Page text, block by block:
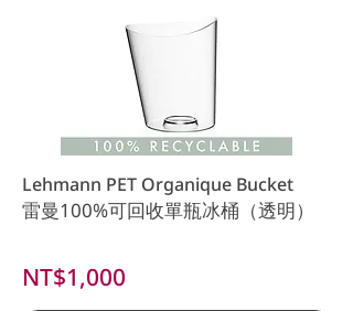
Lehmann PET Organique Bucket
雷曼100%可回收單瓶冰桶（透明）
NT$1,000